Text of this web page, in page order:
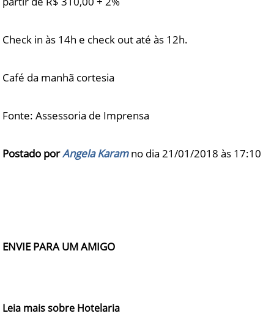
Check in às 14h e check out até às 12h.
Café da manhã cortesia
Fonte: Assessoria de Imprensa
Postado porAngela Karamno dia 21/01/2018 às 17:10
ENVIE PARA UM AMIGO
Leia mais sobre Hotelaria